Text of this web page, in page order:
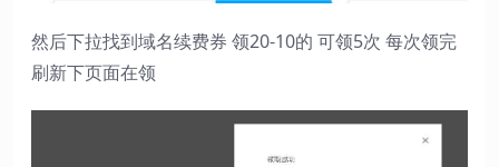
然后下拉找到域名续费券 领20-10的 可领5次 每次领完
刷新下页面在领